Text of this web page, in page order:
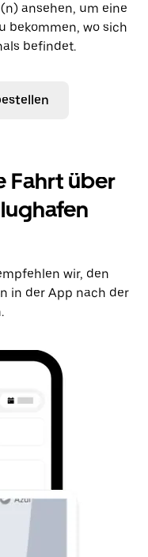
ansehen, um eine
bekommen, wo sich
befindet.
Fahrt über
wir, den
in der App nach der